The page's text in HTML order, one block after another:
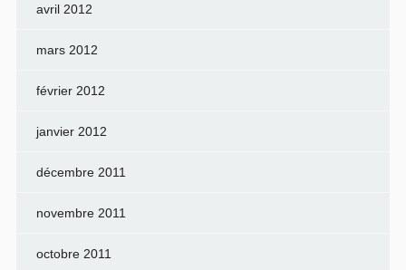
avril 2012
mars 2012
février 2012
janvier 2012
décembre 2011
novembre 2011
octobre 2011